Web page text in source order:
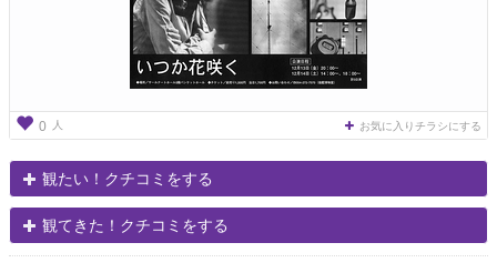
0 人 お気に入りチラシにする
観たい！クチコミをする
観てきた！クチコミをする